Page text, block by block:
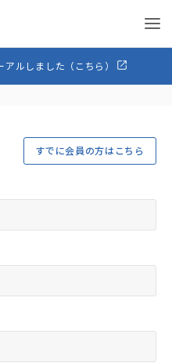
ルしました（こちら）
すでに会員の方はこちら